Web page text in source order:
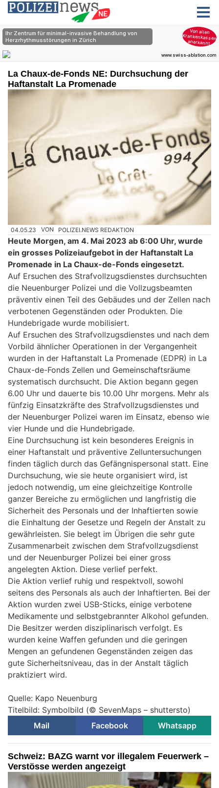
La Chaux-de-Fonds NE: Durchsuchung der
Haftanstalt La Promenade
04.05.23 VON POLIZEI.NEWS REDAKTION
Heute Morgen, am 4. Mai 2023 ab 6:00 Uhr, wurde
ein grosses Polizeiaufgebot in der Haftanstalt La
Promenade in La Chaux-de-Fonds eingesetzt.
Auf Ersuchen des Strafvollzugsdienstes durchsuchten
die Neuenburger Polizei und die Vollzugsbeamten
präventiv einen Teil des Gebäudes und der Zellen nach
verbotenen Gegenständen oder Produkten. Die
Hundebrigade wurde mobilisiert.
Auf Ersuchen des Strafvollzugsdienstes und nach dem
Vorbild ähnlicher Operationen in der Vergangenheit
wurden in der Haftanstalt La Promenade (EDPR) in La
Chaux-de-Fonds Zellen und Gemeinschaftsräume
systematisch durchsucht. Die Aktion begann gegen
6.00 Uhr und dauerte bis 10.00 Uhr morgens. Mehr als
fünfzig Einsatzkräfte des Strafvollzugsdienstes und
der Neuenburger Polizei waren im Einsatz, ebenso wie
vier Hunde und die Hundebrigade.
Eine Durchsuchung ist kein besonderes Ereignis in
einer Haftanstalt und präventive Zelluntersuchungen
finden täglich durch das Gefängnispersonal statt. Eine
Durchsuchung, wie sie heute organisiert wird, ist
jedoch notwendig, um eine gleichzeitige Kontrolle
ganzer Bereiche zu ermöglichen und langfristig die
Sicherheit des Personals und der Inhaftierten sowie
die Einhaltung der Gesetze und Regeln der Anstalt zu
gewährleisten. Sie belegt im Übrigen die sehr gute
Zusammenarbeit zwischen dem Strafvollzugsdienst
und der Neuenburger Polizei bei einer gross
angelegten Aktion. Diese verlief perfekt.
Die Aktion verlief ruhig und respektvoll, sowohl
seitens des Personals als auch der Inhaftierten. Bei der
Aktion wurden zwei USB-Sticks, einige verbotene
Medikamente und selbstgebrannter Alkohol gefunden.
Die Besitzer werden disziplinarisch verfolgt. Es
wurden keine Waffen gefunden und die geringen
Mengen an gefundenen Gegenständen zeigen das
gute Sicherheitsniveau, das in der Anstalt täglich
praktiziert wird.
Quelle: Kapo Neuenburg
Titelbild: Symbolbild (© SevenMaps – shuttersto)
Mail
Facebook Whatsapp
Schweiz: BAZG warnt vor illegalem Feuerwerk –
Verstösse werden angezeigt